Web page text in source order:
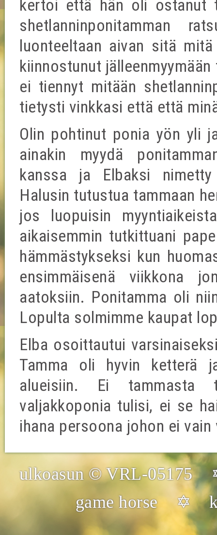
kertoi että hän oli ostanut
shetlanninponitamman
luonteeltaan aivan sitä
kiinnostunut
ei tiennyt mitään
tietysti vinkkasi että että
Olin pohtinut ponia yön yli
ainakin myydä
kanssa ja Elbaksi
Halusin tutustua tammaan
jos luopuisin
aikaisemmin tutkittuani
hämmästykseksi kun
ensimmäisenä viikkona
aatoksiin. Ponitamma oli
Lopulta solmimme kaupat
Elba osoittautui
Tamma oli hyvin ketterä
alueisiin. Ei tammasta
valjakkoponia tulisi, ei se
ihana persoona johon ei
ulkoasun © VRL-
game horse ✡